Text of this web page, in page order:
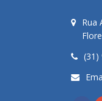
Rua
(31)